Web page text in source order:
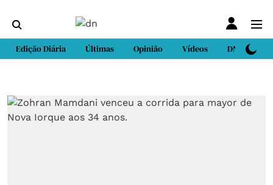
Edição Diária Últimas Opinião Vídeos DN Sport